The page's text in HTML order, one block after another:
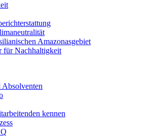
Amazonasgebiet
für Nachhaltigkeit
Absolventen
kennen